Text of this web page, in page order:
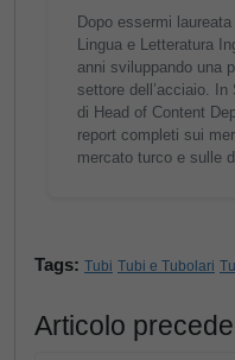
Dopo essermi
Lingua e Letteratura
anni sviluppando una
settore dell’acciaio.
di Head of Content
report completi sui
mercato turco e sulle
Tags: Tubi Tubi e Tubolari
Articolo